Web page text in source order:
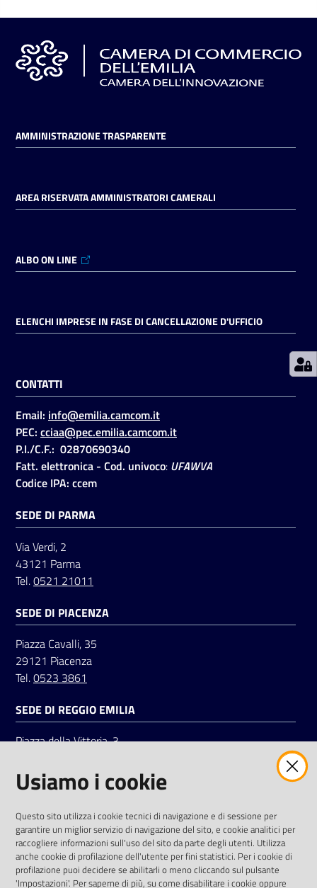
Tutelare
l'Impresa
in
digitale
on line
Accedi
Registrati
Seguici
su
AMMINISTRAZIONE TRASPARENTE
AREA RISERVATA AMMINISTRATORI CAMERALI
ALBO ON LINE
ELENCHI IMPRESE IN FASE DI CANCELLAZIONE D'UFFICIO
CONTATTI
Email: info@emilia.camcom.it
PEC: cciaa@pec.emilia.camcom.it
P.I./C.F.: 02870690340
Fatt. elettronica - Cod. univoco: UFAWVA
Codice IPA: ccem
SEDE DI PARMA
Via Verdi, 2
43121 Parma
Tel.0521 21011
SEDE DI PIACENZA
Piazza Cavalli, 35
29121 Piacenza
Tel.0523 3861
SEDE DI REGGIO EMILIA
Piazza della Vittoria, 3
Tel.0522 7961
LinkedinFacebookInstagram
Usiamo i cookie
Questo sito utilizza i cookie tecnici di navigazione e di sessione per
garantire un miglior servizio di navigazione del sito, e cookie analitici per
raccogliere informazioni sull'uso del sito da parte degli utenti. Utilizza
anche cookie di profilazione dell'utente per fini statistici. Per i cookie di
profilazione puoi decidere se abilitarli o meno cliccando sul pulsante
'Impostazioni'. Per saperne di più, su come disabilitare i cookie oppure